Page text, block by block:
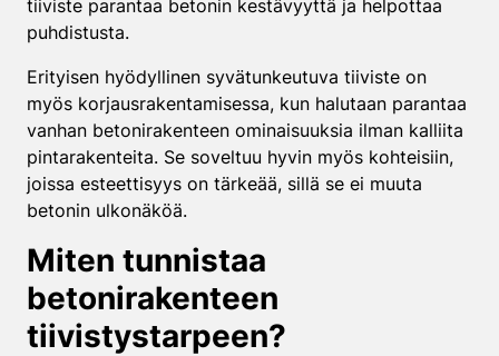
tiiviste parantaa betonin kestävyyttä ja helpottaa
puhdistusta.
Erityisen hyödyllinen syvätunkeutuva tiiviste on
myös korjausrakentamisessa, kun halutaan parantaa
vanhan betonirakenteen ominaisuuksia ilman kalliita
pintarakenteita. Se soveltuu hyvin myös kohteisiin,
joissa esteettisyys on tärkeää, sillä se ei muuta
betonin ulkonäköä.
Miten tunnistaa
betonirakenteen
tiivistystarpeen?